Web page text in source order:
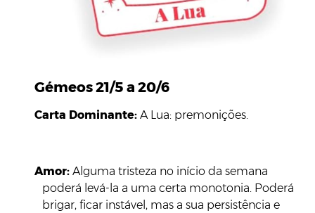
Gémeos 21/5 a 20/6
Carta Dominante: A Lua: premonições.
Amor: Alguma tristeza no início da semana
poderá levá-la a uma certa monotonia. Poderá
brigar, ficar instável, mas a sua persistência e